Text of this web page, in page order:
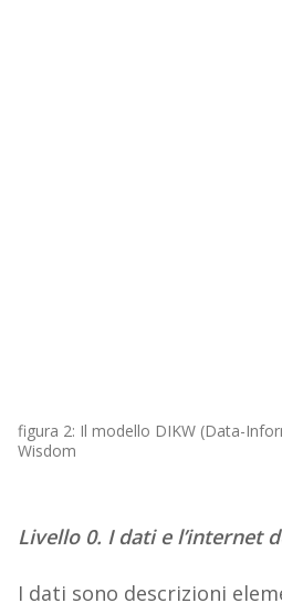
figura 2: Il modello DIKW (Data-
Wisdom
Livello 0. I dati e l’internet
I dati sono descrizioni